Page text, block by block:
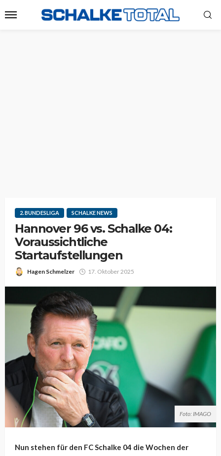
2. BUNDESLIGA SCHALKE NEWS
Hannover 96 vs. Schalke 04:
Voraussichtliche
Startaufstellungen
Hagen Schmelzer 17. Oktober 2025
Foto: IMAGO
Nun stehen für den FC Schalke 04 die Wochen der